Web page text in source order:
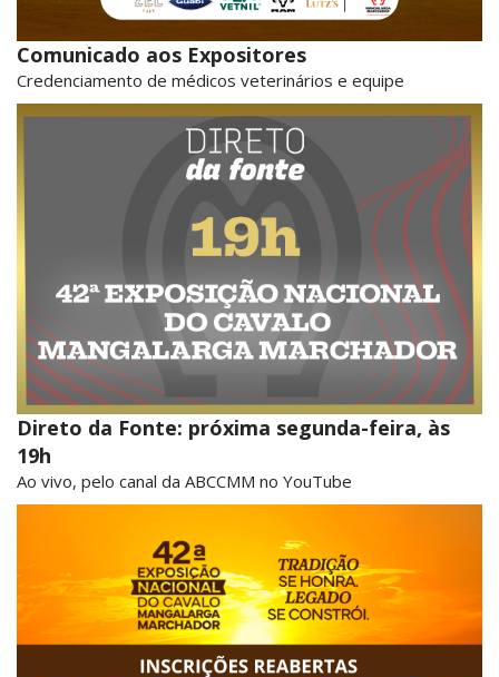
Comunicado aos Expositores
Credenciamento de médicos veterinários e equipe
Direto da Fonte: próxima segunda-feira, às
19h
Ao vivo, pelo canal da ABCCMM no YouTube